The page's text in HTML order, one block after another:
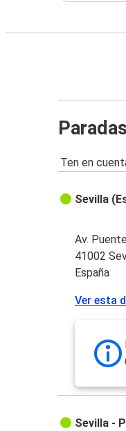
Ten en
Sevilla
Av.
41002
España
Ver esta
Sevilla -